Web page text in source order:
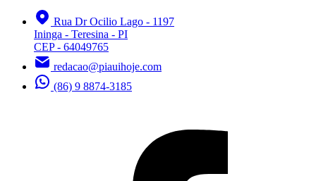
Rua Dr Ocilio Lago - 1197
Ininga - Teresina - PI
CEP - 64049765
redacao@piauihoje.com
(86) 9 8874-3185